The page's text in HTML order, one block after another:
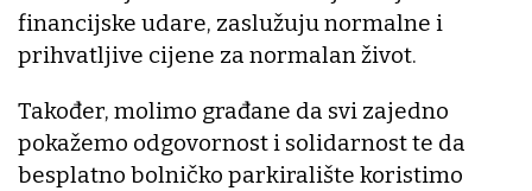
financijske udare, zaslužuju normalne i
prihvatljive cijene za normalan život.
Također, molimo građane da svi zajedno
pokažemo odgovornost i solidarnost te da
besplatno bolničko parkiralište koristimo